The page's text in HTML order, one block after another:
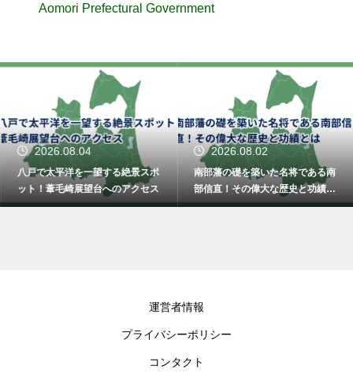
Aomori Prefectural Government
2026.08.04
八戸で太平洋を一望する絶景スポ
ット！葦毛崎展望台へのアクセス
2026.08.02
南部藩の礎を築いた名将である南
部信直！その偉大な歴史と功績と
は
運営者情報
プライバシーポリシー
コンタクト